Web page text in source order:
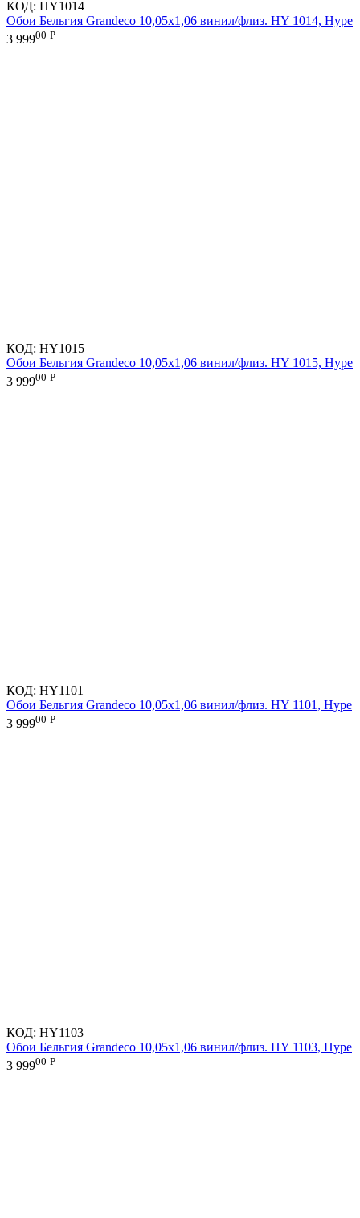
КОД: HY1014
Обои Бельгия Grandeco 10,05х1,06 винил/флиз. HY 1014, Hype
3 99900 Р
КОД: HY1015
Обои Бельгия Grandeco 10,05х1,06 винил/флиз. HY 1015, Hype
3 99900 Р
КОД: HY1101
Обои Бельгия Grandeco 10,05х1,06 винил/флиз. HY 1101, Hype
3 99900 Р
КОД: HY1103
Обои Бельгия Grandeco 10,05х1,06 винил/флиз. HY 1103, Hype
3 99900 Р